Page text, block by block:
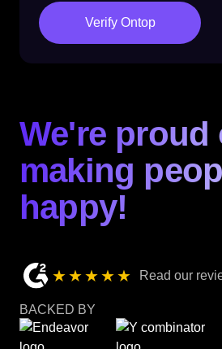
Verify Ontop
We're proud
making
happy!
★★★★★ Read our
BACKED BY